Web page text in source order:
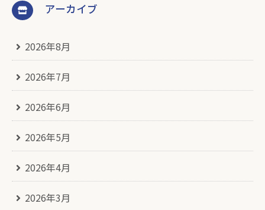
アーカイブ
2026年8月
2026年7月
2026年6月
2026年5月
2026年4月
2026年3月